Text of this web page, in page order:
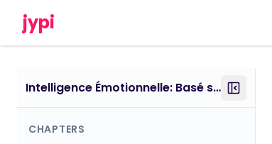
jypi
Intelligence Émotionnelle: Basé sur le Travail de Daniel Goleman
CHAPTERS